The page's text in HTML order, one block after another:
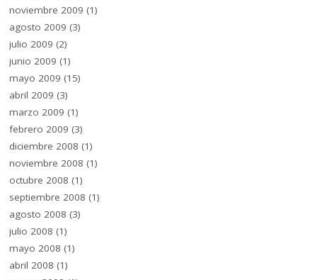
noviembre 2009 (1)
agosto 2009 (3)
julio 2009 (2)
junio 2009 (1)
mayo 2009 (15)
abril 2009 (3)
marzo 2009 (1)
febrero 2009 (3)
diciembre 2008 (1)
noviembre 2008 (1)
octubre 2008 (1)
septiembre 2008 (1)
agosto 2008 (3)
julio 2008 (1)
mayo 2008 (1)
abril 2008 (1)